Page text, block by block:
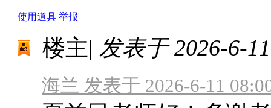
使用道具 举报
楼主| 发表于 2026-6-
海兰 发表于 2026-6-11